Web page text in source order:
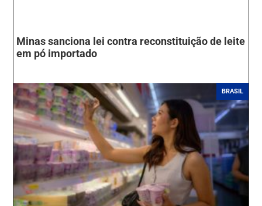
Minas sanciona lei contra reconstituição de leite
em pó importado
BRASIL